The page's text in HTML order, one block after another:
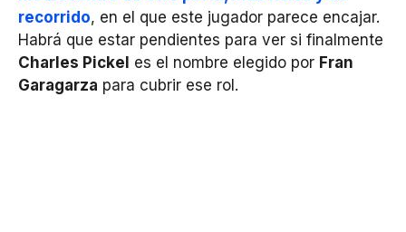
recorrido, en el que este jugador parece encajar.
Habrá que estar pendientes para ver si finalmente
Charles Pickel es el nombre elegido por Fran
Garagarza para cubrir ese rol.